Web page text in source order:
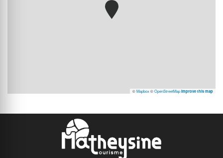
©Mapbox©OpenStreetMap Improve this map